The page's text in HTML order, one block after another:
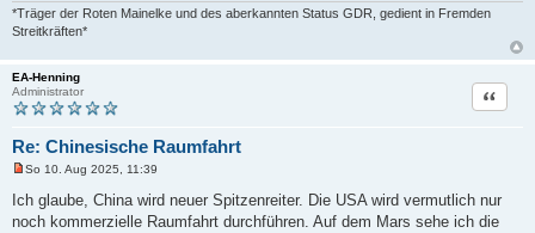
*Träger der Roten Mainelke und des aberkannten Status GDR, gedient in Fremden
Streitkräften*
EA-Henning
Administrator
Re: Chinesische Raumfahrt
Zitat
n
g
e
So 10. Aug 2025, 11:39
Ich glaube, China wird neuer Spitzenreiter. Die USA wird vermutlich nur
noch kommerzielle Raumfahrt durchführen. Auf dem Mars sehe ich die